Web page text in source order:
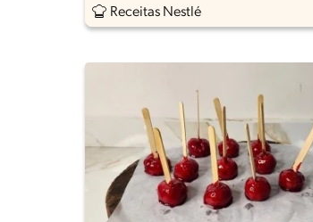
Receitas Nestlé